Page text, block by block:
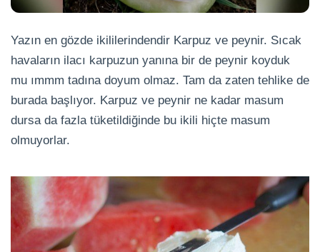
Yazın en gözde ikililerindendir Karpuz ve peynir. Sıcak
havaların ilacı karpuzun yanına bir de peynir koyduk
mu ımmm tadına doyum olmaz. Tam da zaten tehlike de
burada başlıyor. Karpuz ve peynir ne kadar masum
dursa da fazla tüketildiğinde bu ikili hiçte masum
olmuyorlar.